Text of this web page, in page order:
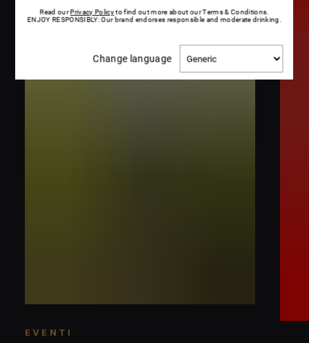
EVENTI
Read ourPrivacy Policyto find out more about our Terms & Conditions.
ENJOY RESPONSIBLY: Our brand endorses responsible and moderate drinking.
Change languageChange
language